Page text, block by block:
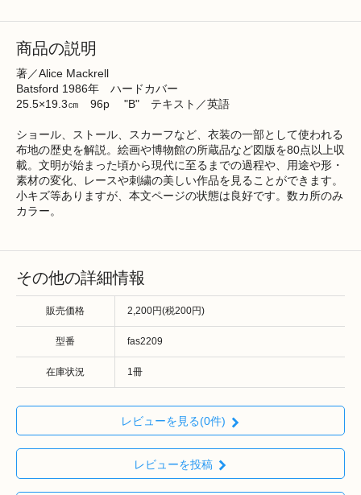
商品の説明
著／Alice Mackrell
Batsford 1986年 ハードカバー
25.5×19.3㎝ 96p "B" テキスト／英語
ショール、ストール、スカーフなど、衣装の一部として使われる
布地の歴史を解説。絵画や博物館の所蔵品など図版を80点以上収
載。文明が始まった頃から現代に至るまでの過程や、用途や形・
素材の変化、レースや刺繍の美しい作品を見ることができます。
小キズ等ありますが、本文ページの状態は良好です。数カ所のみ
カラー。
その他の詳細情報
販売価格 2,200円(税200円)
型番 fas2209
在庫状況 1冊
レビューを見る(0件)
レビューを投稿